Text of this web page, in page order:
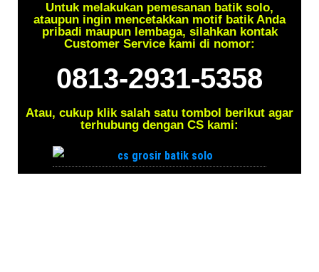
Untuk melakukan pemesanan batik solo,
ataupun ingin mencetakkan motif batik Anda
pribadi maupun lembaga, silahkan kontak
Customer Service kami di nomor:
0813-2931-5358
Atau, cukup klik salah satu tombol berikut agar
terhubung dengan CS kami: